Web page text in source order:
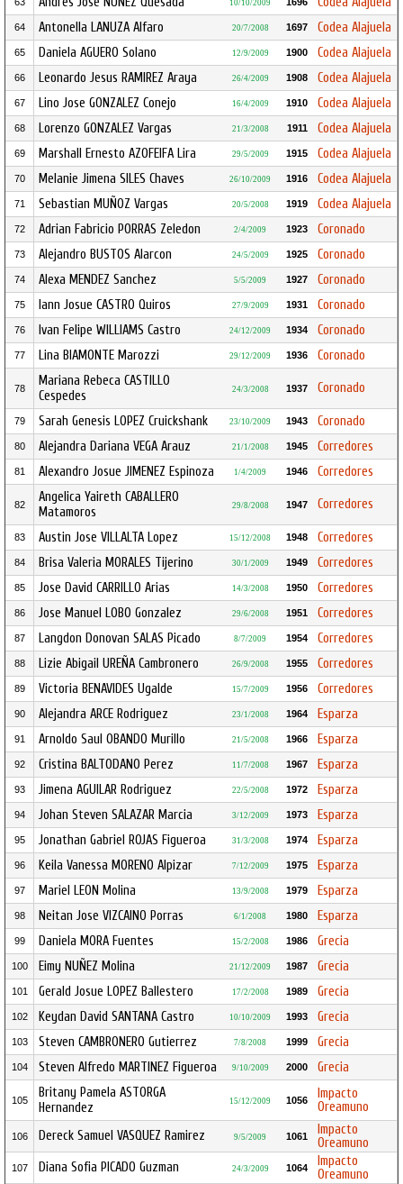
10/10/2009
64 Antonella LANUZA Alfaro 20/7/2008 1697 Codea Alajuela
65 Daniela AGUERO Solano 12/9/2009 1900 Codea Alajuela
66 Leonardo Jesus RAMIREZ Araya 26/4/2009 1908 Codea Alajuela
67 Lino Jose GONZALEZ Conejo 16/4/2009 1910 Codea Alajuela
68 Lorenzo GONZALEZ Vargas 21/3/2008 1911 Codea Alajuela
69 Marshall Ernesto AZOFEIFA Lira 29/5/2009 1915 Codea Alajuela
70 Melanie Jimena SILES Chaves 26/10/2009 1916 Codea Alajuela
71 Sebastian MUÑOZ Vargas 20/5/2008 1919 Codea Alajuela
72 Adrian Fabricio PORRAS Zeledon 2/4/2009 1923 Coronado
73 Alejandro BUSTOS Alarcon 24/5/2009 1925 Coronado
74 Alexa MENDEZ Sanchez 5/5/2009 1927 Coronado
75 Iann Josue CASTRO Quiros 27/9/2009 1931 Coronado
76 Ivan Felipe WILLIAMS Castro 24/12/2009 1934 Coronado
77 Lina BIAMONTE Marozzi 29/12/2009 1936 Coronado
78
Mariana Rebeca CASTILLO
Cespedes
24/3/2008 1937 Coronado
79 Sarah Genesis LOPEZ Cruickshank 23/10/2009 1943 Coronado
80 Alejandra Dariana VEGA Arauz 21/1/2008 1945 Corredores
81 Alexandro Josue JIMENEZ Espinoza 1/4/2009 1946 Corredores
82
Angelica Yaireth CABALLERO
Matamoros
29/8/2008 1947 Corredores
83 Austin Jose VILLALTA Lopez 15/12/2008 1948 Corredores
84 Brisa Valeria MORALES Tijerino 30/1/2009 1949 Corredores
85 Jose David CARRILLO Arias 14/3/2008 1950 Corredores
86 Jose Manuel LOBO Gonzalez 29/6/2008 1951 Corredores
87 Langdon Donovan SALAS Picado 8/7/2009 1954 Corredores
88 Lizie Abigail UREÑA Cambronero 26/9/2008 1955 Corredores
89 Victoria BENAVIDES Ugalde 15/7/2009 1956 Corredores
90 Alejandra ARCE Rodriguez 23/1/2008 1964 Esparza
91 Arnoldo Saul OBANDO Murillo 21/5/2008 1966 Esparza
92 Cristina BALTODANO Perez 11/7/2008 1967 Esparza
93 Jimena AGUILAR Rodriguez 22/5/2008 1972 Esparza
94 Johan Steven SALAZAR Marcia 3/12/2009 1973 Esparza
95 Jonathan Gabriel ROJAS Figueroa 31/3/2008 1974 Esparza
96 Keila Vanessa MORENO Alpizar 7/12/2009 1975 Esparza
97 Mariel LEON Molina 13/9/2008 1979 Esparza
98 Neitan Jose VIZCAINO Porras 6/1/2008 1980 Esparza
99 Daniela MORA Fuentes 15/2/2008 1986 Grecia
100 Eimy NUÑEZ Molina 21/12/2009 1987 Grecia
101 Gerald Josue LOPEZ Ballestero 17/2/2008 1989 Grecia
102 Keydan David SANTANA Castro 10/10/2009 1993 Grecia
103 Steven CAMBRONERO Gutierrez 7/8/2008 1999 Grecia
104 Steven Alfredo MARTINEZ Figueroa 9/10/2009 2000 Grecia
105
Britany Pamela ASTORGA
Hernandez
15/12/2009 1056
Impacto
Oreamuno
106 Dereck Samuel VASQUEZ Ramirez 9/5/2009 1061
Impacto
Oreamuno
107 Diana Sofia PICADO Guzman 24/3/2009 1064
Impacto
Oreamuno